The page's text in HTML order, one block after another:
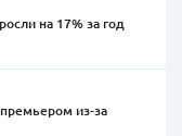
на 17% за год
из-за